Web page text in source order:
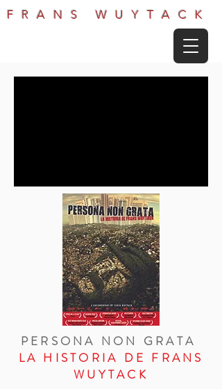
FRANS WUYTACK
PERSONA NON GRATA
LA HISTORIA DE FRANS
WUYTACK